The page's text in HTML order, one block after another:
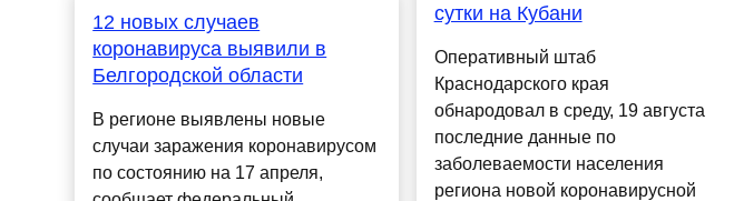
12 новых случаев
коронавируса выявили в
Белгородской области
В регионе выявлены новые
случаи заражения коронавирусом
по состоянию на 17 апреля,
сутки на Кубани
Оперативный штаб
Краснодарского края
обнародовал в среду, 19 августа
последние данные по
заболеваемости населения
региона новой коронавирусной